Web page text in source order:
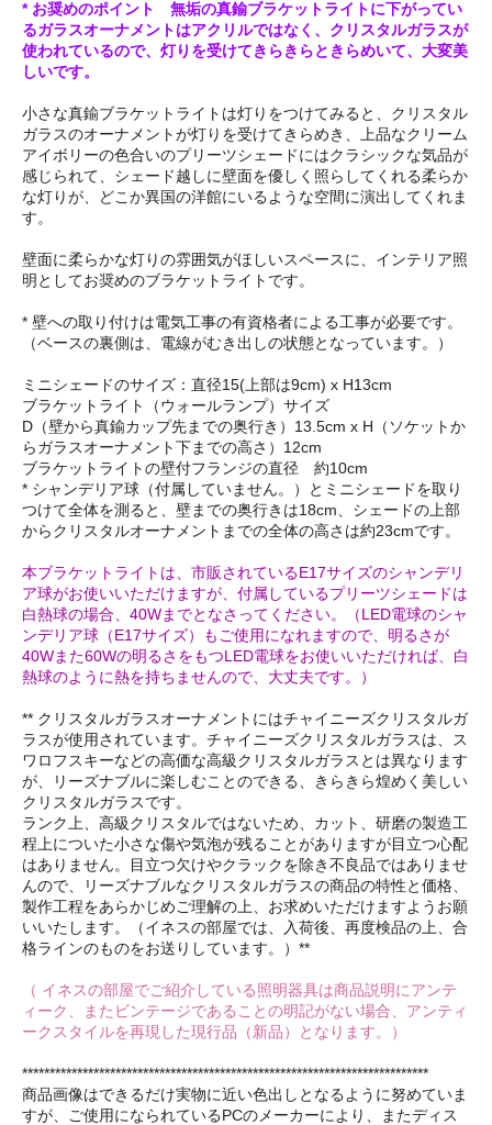
* お奨めのポイント 無垢の真鍮ブラケットライトに下がってい
るガラスオーナメントはアクリルではなく、クリスタルガラスが
使われているので、灯りを受けてきらきらときらめいて、大変美
しいです。
小さな真鍮ブラケットライトは灯りをつけてみると、クリスタル
ガラスのオーナメントが灯りを受けてきらめき、上品なクリーム
アイボリーの色合いのプリーツシェードにはクラシックな気品が
感じられて、シェード越しに壁面を優しく照らしてくれる柔らか
な灯りが、どこか異国の洋館にいるような空間に演出してくれま
す。
壁面に柔らかな灯りの雰囲気がほしいスペースに、インテリア照
明としてお奨めのブラケットライトです。
* 壁への取り付けは電気工事の有資格者による工事が必要です。
（ベースの裏側は、電線がむき出しの状態となっています。）
ミニシェードのサイズ：直径15(上部は9cm) x H13cm
ブラケットライト（ウォールランプ）サイズ
D（壁から真鍮カップ先までの奥行き）13.5cm x H（ソケットか
らガラスオーナメント下までの高さ）12cm
ブラケットライトの壁付フランジの直径 約10cm
* シャンデリア球（付属していません。）とミニシェードを取り
つけて全体を測ると、壁までの奥行きは18cm、シェードの上部
からクリスタルオーナメントまでの全体の高さは約23cmです。
本ブラケットライトは、市販されているE17サイズのシャンデリ
ア球がお使いいただけますが、付属しているプリーツシェードは
白熱球の場合、40Wまでとなさってください。（LED電球のシャ
ンデリア球（E17サイズ）もご使用になれますので、明るさが
40Wまた60Wの明るさをもつLED電球をお使いいただければ、白
熱球のように熱を持ちませんので、大丈夫です。）
** クリスタルガラスオーナメントにはチャイニーズクリスタルガ
ラスが使用されています。チャイニーズクリスタルガラスは、ス
ワロフスキーなどの高価な高級クリスタルガラスとは異なります
が、リーズナブルに楽しむことのできる、きらきら煌めく美しい
クリスタルガラスです。
ランク上、高級クリスタルではないため、カット、研磨の製造工
程上についた小さな傷や気泡が残ることがありますが目立つ心配
はありません。目立つ欠けやクラックを除き不良品ではありませ
んので、リーズナブルなクリスタルガラスの商品の特性と価格、
製作工程をあらかじめご理解の上、お求めいただけますようお願
いいたします。（イネスの部屋では、入荷後、再度検品の上、合
格ラインのものをお送りしています。）**
（ イネスの部屋でご紹介している照明器具は商品説明にアンテ
ィーク、またビンテージであることの明記がない場合、アンティ
ークスタイルを再現した現行品（新品）となります。）
**************************************************************************
商品画像はできるだけ実物に近い色出しとなるように努めていま
すが、ご使用になられているPCのメーカーにより、またディス